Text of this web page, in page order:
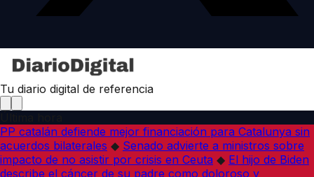
Tu diario digital de referencia
PP catalán defiende mejor financiación para Catalunya sin
acuerdos bilaterales ◆ Senado advierte a ministros sobre
impacto de no asistir por crisis en Ceuta ◆ El hijo de Biden
describe el cáncer de su padre como doloroso y